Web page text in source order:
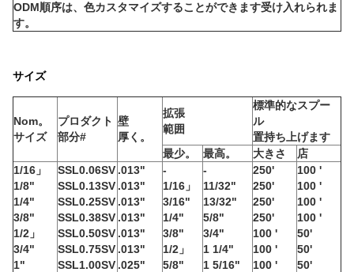
ODM順序は、色カスタマイズすることができます受け入れられま
す。
サイズ
Nom。
サイズ
プロダクト
部分#
壁
厚く。
拡張
範囲
標準的なスプー
ル
置持ち上げます
最少。
最高。 大きさ
店
1/16」
1/8"
1/4"
3/8"
1/2」
3/4"
1"
SSL0.06SV
SSL0.13SV
SSL0.25SV
SSL0.38SV
SSL0.50SV
SSL0.75SV
SSL1.00SV
.013"
.013"
.013"
.013"
.013"
.013"
.025"
-
1/16」
3/16"
1/4"
3/8"
1/2」
5/8"
-
11/32"
13/32"
5/8"
3/4"
1 1/4"
1 5/16"
250'
250'
250'
250'
100 '
100 '
100 '
100 '
100 '
100 '
100 '
50'
50'
50'